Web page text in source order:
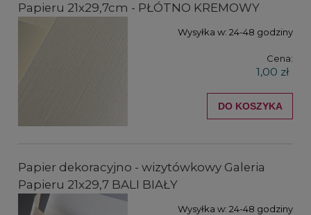
Papieru 21x29,7cm - PŁÓTNO KREMOWY
Wysyłka w: 24-48 godziny
Cena:
1,00 zł
DO KOSZYKA
Papier dekoracyjno - wizytówkowy Galeria
Papieru 21x29,7 BALI BIAŁY
Wysyłka w: 24-48 godziny